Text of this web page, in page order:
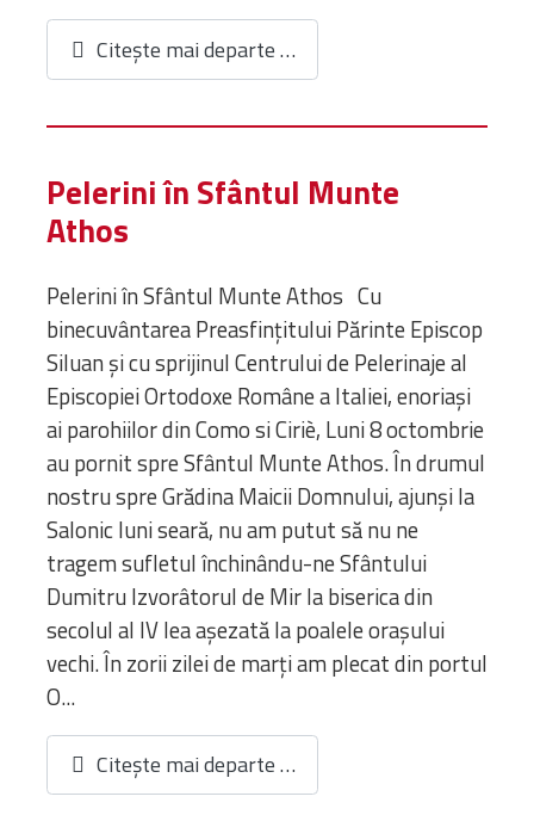
Citește mai departe …
Pelerini în Sfântul Munte
Athos
Pelerini în Sfântul Munte Athos Cu
binecuvântarea Preasfințitului Părinte Episcop
Siluan și cu sprijinul Centrului de Pelerinaje al
Episcopiei Ortodoxe Române a Italiei, enoriași
ai parohiilor din Como si Ciriè, Luni 8 octombrie
au pornit spre Sfântul Munte Athos. În drumul
nostru spre Grădina Maicii Domnului, ajunși la
Salonic luni seară, nu am putut să nu ne
tragem sufletul închinându-ne Sfântului
Dumitru Izvorâtorul de Mir la biserica din
secolul al IV lea așezată la poalele orașului
vechi. În zorii zilei de marți am plecat din portul
O...
Citește mai departe …